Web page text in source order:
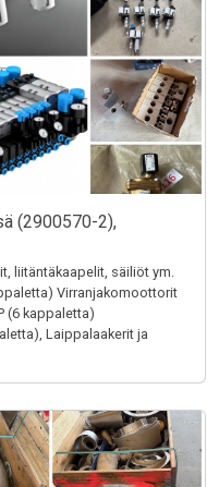
(2900570-2),
liitäntäkaapelit, säiliöt ym.
Virranjakomoottorit
(6 kappaletta)
Laippalaakerit ja